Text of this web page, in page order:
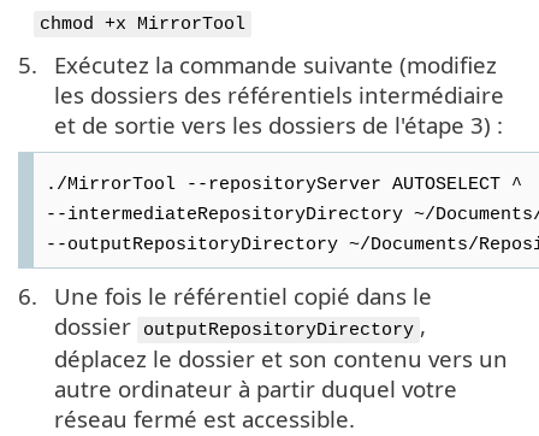
chmod +x MirrorTool
5.
Exécutez la commande suivante (modifiez
les dossiers des référentiels intermédiaire
et de sortie vers les dossiers de l'étape 3) :
./MirrorTool --repositoryServer AUTOSELECT ^
--intermediateRepositoryDirectory ~/
--outputRepositoryDirectory ~/Documents/
6.
Une fois le référentiel copié dans le
dossier
outputRepositoryDirectory ,
déplacez le dossier et son contenu vers un
autre ordinateur à partir duquel votre
réseau fermé est accessible.